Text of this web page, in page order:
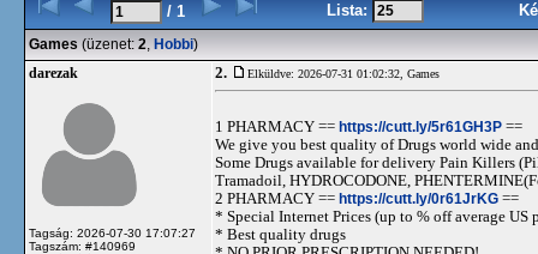
/ 1 Lista:
Games (üzenet: 2, Hobbi)
darezak
Tagság: 2026-07-30 17:07:27
Tagszám: #140969
2. Elküldve: 2026-07-31 01:02:32, Games
1 PHARMACY == https://cutt.ly/5r61GH3P ==
We give you best quality of Drugs world wide
Some Drugs available for delivery Pain Killers
Tramadoil, HYDROCODONE,
2 PHARMACY == https://cutt.ly/0r61JrKG ==
* Special Internet Prices (up to % off average US
* Best quality drugs